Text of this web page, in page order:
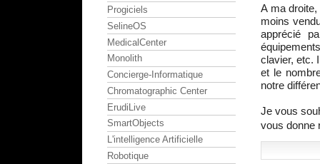
A ma
moins
apprécié
clavier, etc.
et le
notre
Je vous
vous donne
Progiciels
SelineOS
MedicalCenter
Monolith
Concierge-Informatique
Chromatographic Center
ErudiLive
SmartObjects
L'intelligence Artificielle
Robotique